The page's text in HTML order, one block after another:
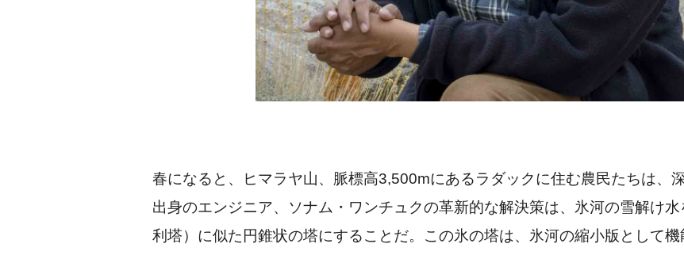
春になると、ヒマラヤ山、脈標高3,500mにあるラダックに住む農民たちは、
出身のエンジニア、ソナム・ワンチュクの革新的な解決策は、氷河の雪解け
利塔）に似た円錐状の塔にすることだ。この氷の塔は、氷河の縮小版として